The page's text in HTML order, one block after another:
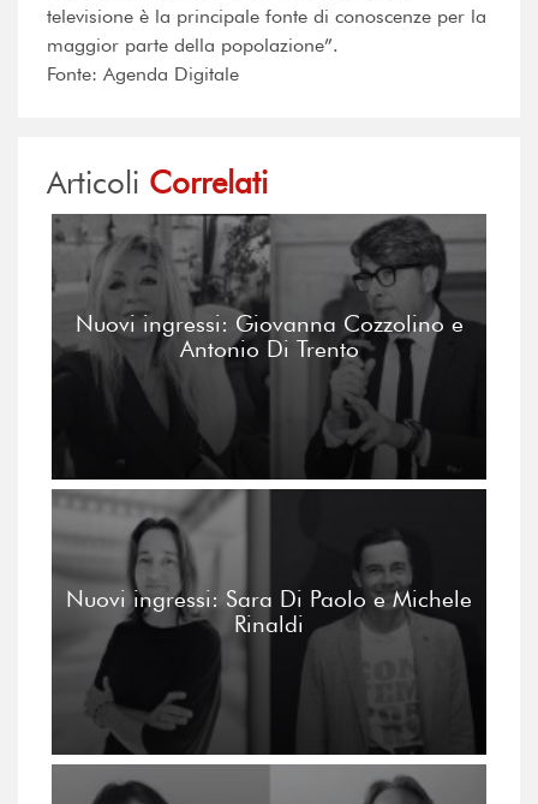
televisione è la principale fonte di conoscenze per la
maggior parte della popolazione”.
Fonte: Agenda Digitale
Articoli Correlati
Nuovi ingressi: Giovanna Cozzolino e
Antonio Di Trento
Nuovi ingressi: Sara Di Paolo e Michele
Rinaldi